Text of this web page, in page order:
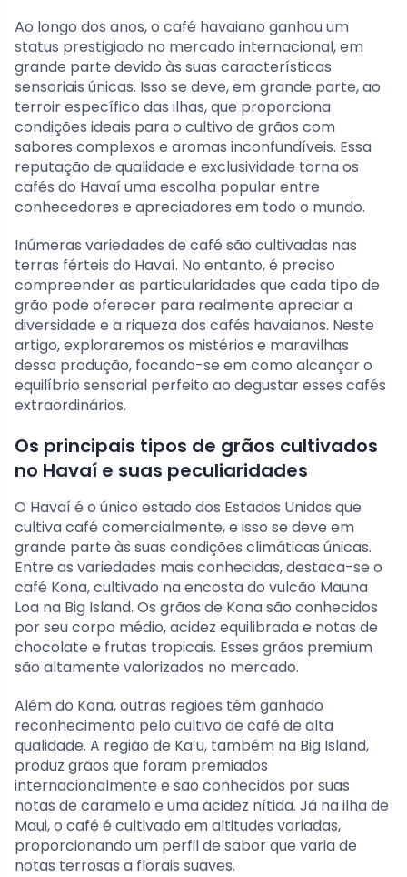
Ao longo dos anos, o café havaiano ganhou um
status prestigiado no mercado internacional, em
grande parte devido às suas características
sensoriais únicas. Isso se deve, em grande parte, ao
terroir específico das ilhas, que proporciona
condições ideais para o cultivo de grãos com
sabores complexos e aromas inconfundíveis. Essa
reputação de qualidade e exclusividade torna os
cafés do Havaí uma escolha popular entre
conhecedores e apreciadores em todo o mundo.
Inúmeras variedades de café são cultivadas nas
terras férteis do Havaí. No entanto, é preciso
compreender as particularidades que cada tipo de
grão pode oferecer para realmente apreciar a
diversidade e a riqueza dos cafés havaianos. Neste
artigo, exploraremos os mistérios e maravilhas
dessa produção, focando-se em como alcançar o
equilíbrio sensorial perfeito ao degustar esses cafés
extraordinários.
Os principais tipos de grãos cultivados
no Havaí e suas peculiaridades
O Havaí é o único estado dos Estados Unidos que
cultiva café comercialmente, e isso se deve em
grande parte às suas condições climáticas únicas.
Entre as variedades mais conhecidas, destaca-se o
café Kona, cultivado na encosta do vulcão Mauna
Loa na Big Island. Os grãos de Kona são conhecidos
por seu corpo médio, acidez equilibrada e notas de
chocolate e frutas tropicais. Esses grãos premium
são altamente valorizados no mercado.
Além do Kona, outras regiões têm ganhado
reconhecimento pelo cultivo de café de alta
qualidade. A região de Ka’u, também na Big Island,
produz grãos que foram premiados
internacionalmente e são conhecidos por suas
notas de caramelo e uma acidez nítida. Já na ilha de
Maui, o café é cultivado em altitudes variadas,
proporcionando um perfil de sabor que varia de
notas terrosas a florais suaves.